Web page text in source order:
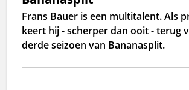
Frans Bauer is een multitalent. Als
keert hij - scherper dan ooit - terug
derde seizoen van Bananasplit.